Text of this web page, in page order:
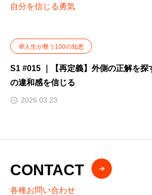
自分を信じる勇気
🧭人生が整う100の知恵
S1 #015 ｜【再定義】外側の正解を探
の違和感を信じる
2026.03.23
CONTACT
各種お問い合わせ